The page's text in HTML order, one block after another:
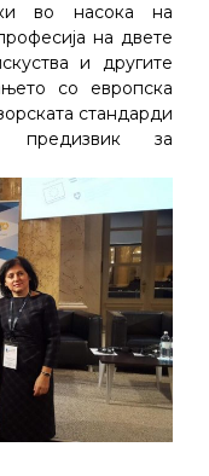
во насока на
на двете
и другите
со европска
стандарди
предизвик за